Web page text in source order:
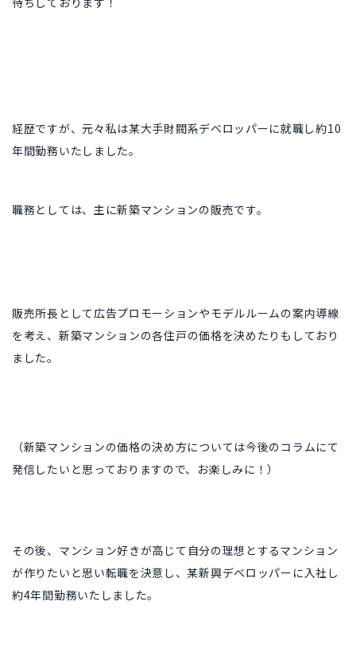
経歴ですが、元々私は某大手財閥系デベロッパーに就職し約10
年間勤務いたしました。
職務としては、主に新築マンションの販売です。
販売所長として広告プロモーションやモデルルームの案内導線
を考え、 新築マンションの各住戸の価格を決めたりもしており
ました。
（新築マンションの価格の決め方については今後のコラムにて
発信したいと思っておりますので、お楽しみに！）
その後、 マンション好きが高じて自分の理想とするマンション
が作りたいと思い転職を決意し、某新興デベロッパーに入社し
約4年間勤務いたしました。